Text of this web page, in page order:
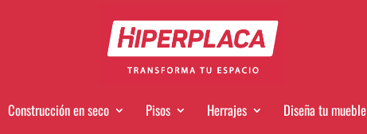
Construcción en seco Pisos Herrajes Diseña tu mueble